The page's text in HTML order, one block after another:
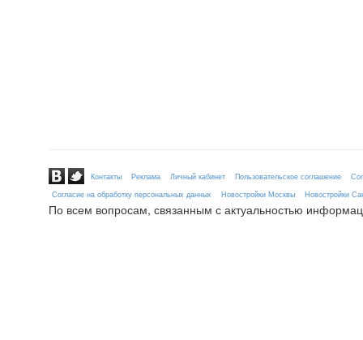
Контакты Реклама Личный кабинет Пользовательское соглашение
Согласие на обработку персональных данных
Новостройки Москвы Новостройки
По всем вопросам, связанным с актуальностью